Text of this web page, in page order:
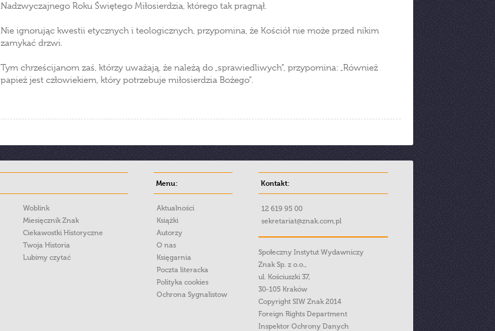
Nadzwyczajnego Roku Świętego Miłosierdzia, którego tak pragnął.
Nie ignorując kwestii etycznych i teologicznych, przypomina, że Kościół nie może przed nikim
zamykać drzwi.
Tym chrześcijanom zaś, którzy uważają, że należą do „sprawiedliwych”, przypomina: „Również
papież jest człowiekiem, który potrzebuje miłosierdzia Bożego”.
Woblink
Miesięcznik Znak
Ciekawostki Historyczne
Twoja Historia
Lubimy czytać
Menu:
Aktualności
Książki
Autorzy
O nas
Księgarnia
Poczta literacka
Polityka cookies
Ochrona Sygnalistow
Kontakt:
12 619 95 00
sekretariat@znak.com.pl
Społeczny Instytut Wydawniczy
Znak Sp. z o.o.,
ul. Kościuszki 37,
30-105 Kraków
Copyright SIW Znak 2014
Foreign Rights Department
Inspektor Ochrony Danych